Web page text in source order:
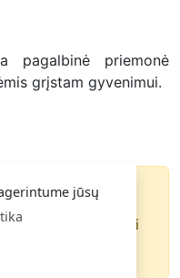
jūsų
pagalbinė priemonė
grįstam gyvenimui.
pranešimą, kai